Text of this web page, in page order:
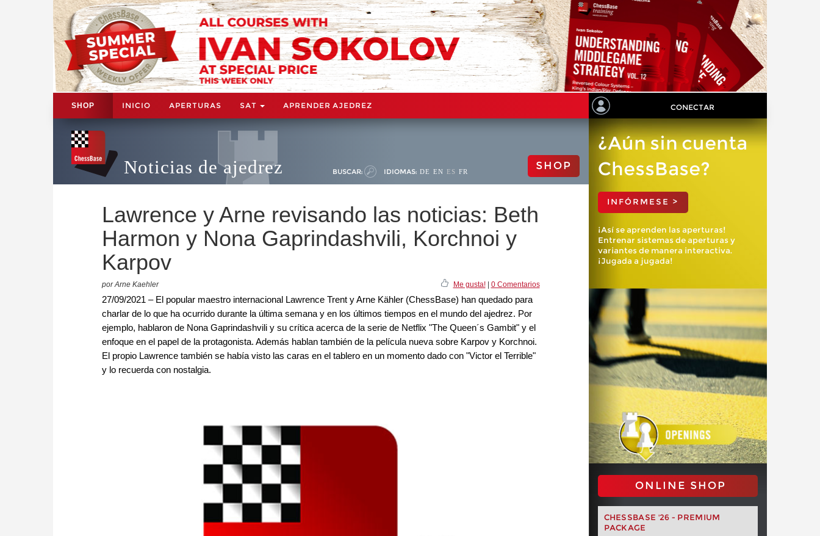
SHOP INICIO APERTURAS SAT APRENDER AJEDREZ CONECTAR
Noticias de ajedrez BUSCAR: IDIOMAS: DE EN ES FR SHOP
Lawrence y Arne revisando las noticias: Beth
Harmon y Nona Gaprindashvili, Korchnoi y
Karpov
por Arne Kaehler Me gusta!| 0 Comentarios
27/09/2021 – El popular maestro internacional Lawrence Trent y Arne Kähler (ChessBase) han quedado para
charlar de lo que ha ocurrido durante la última semana y en los últimos tiempos en el mundo del ajedrez. Por
ejemplo, hablaron de Nona Gaprindashvili y su crítica acerca de la serie de Netflix "The Queen´s Gambit" y el
enfoque en el papel de la protagonista. Además hablan también de la película nueva sobre Karpov y Korchnoi.
El propio Lawrence también se había visto las caras en el tablero en un momento dado con "Victor el Terrible"
y lo recuerda con nostalgia.
¿Aún sin cuenta
ChessBase?
INFÓRMESE >
¡Así se aprenden las aperturas!
Entrenar sistemas de aperturas y
variantes de manera interactiva.
¡Jugada a jugada!
ONLINE SHOP
CHESSBASE '26 - PREMIUM
PACKAGE